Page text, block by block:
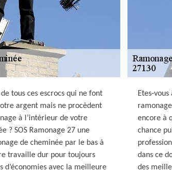
de tous ces escrocs qui ne font
argent mais ne procèdent
à l’intérieur de votre
? SOS Ramonage 27 une
de cheminée par le bas à
travaille dur pour toujours
d’économies avec la meilleure
Etes-
encore à
chance
dans ce
des